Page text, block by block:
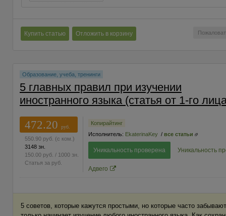
Купить статью Отложить в корзину
Образование, учеба, тренинги
5 главных правил при изучении
иностранного языка (статья от 1-го
472.20
руб.
550.90 руб. (с ком.)
3148 зн.
150.00 руб. / 1000 зн.
Статья за руб.
Копирайтинг
Исполнитель: EkaterinaKey / все статьи
Уникальность проверена Уникальность
Адвего
5 советов, которые кажутся простыми, но которые часто